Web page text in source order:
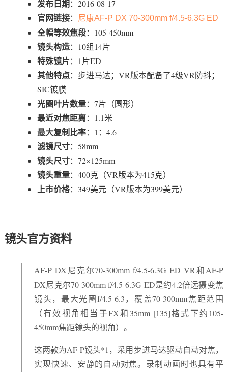
发布日期：2016-08-17
官网链接： 尼康AF-P DX 70-300mm f/4.5-6.3G ED
全幅等效焦段：105-450mm
镜头构造：10组14片
特殊镜片：1片ED
其他特点：步进马达；VR版本配备了4级VR防抖；
SIC镀膜
光圈叶片数量：7片（圆形）
最近对焦距离：1.1米
最大复制比率：1：4.6
滤镜尺寸：58mm
镜头尺寸：72×125mm
镜头重量：400克（VR版本为415克）
上市价格：349美元（VR版本为399美元）
镜头官方资料
AF-P DX尼克尔70-300mm f/4.5-6.3G ED VR和AF-P
DX尼克尔70-300mm f/4.5-6.3G ED是约4.2倍远摄变焦
镜头，最大光圈f/4.5-6.3，覆盖70-300mm焦距范围
（有效视角相当于FX和35mm [135]格式下约105-
450mm焦距镜头的视角）。
这两款为AF-P镜头*1，采用步进马达驱动自动对焦，
实现快速、安静的自动对焦。录制动画时也具有平